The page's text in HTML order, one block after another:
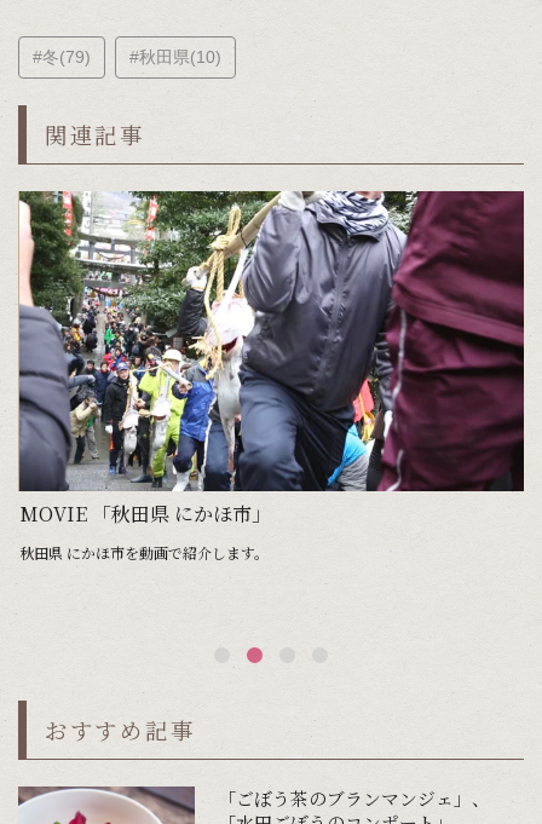
#冬(79) #秋田県(10)
関連記事
MOVIE 「秋田県 にかほ市」
秋田県 にかほ市を動画で紹介します。
おすすめ記事
「ごぼう茶のブランマンジェ」、